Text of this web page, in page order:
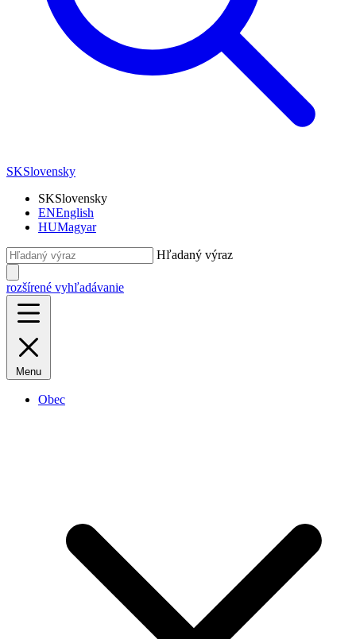
SKSlovensky
SKSlovensky
ENEnglish
HUMagyar
Hľadaný výraz
rozšírené vyhľadávanie
Menu
Obec